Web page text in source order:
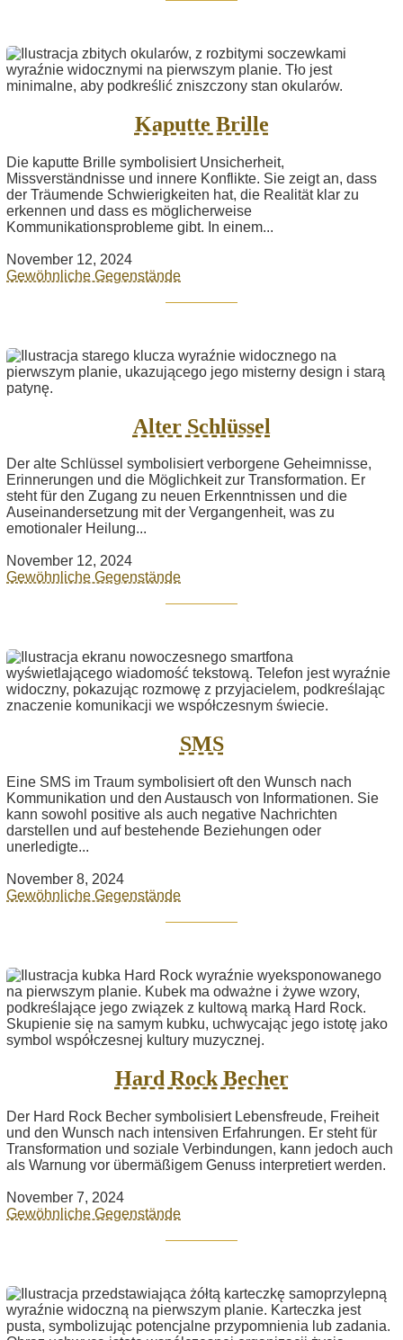
Kaputte Brille
Die kaputte Brille symbolisiert Unsicherheit,
Missverständnisse und innere Konflikte. Sie zeigt an, dass
der Träumende Schwierigkeiten hat, die Realität klar zu
erkennen und dass es möglicherweise
Kommunikationsprobleme gibt. In einem...
November 12, 2024
Gewöhnliche Gegenstände
Alter Schlüssel
Der alte Schlüssel symbolisiert verborgene Geheimnisse,
Erinnerungen und die Möglichkeit zur Transformation. Er
steht für den Zugang zu neuen Erkenntnissen und die
Auseinandersetzung mit der Vergangenheit, was zu
emotionaler Heilung...
November 12, 2024
Gewöhnliche Gegenstände
SMS
Eine SMS im Traum symbolisiert oft den Wunsch nach
Kommunikation und den Austausch von Informationen. Sie
kann sowohl positive als auch negative Nachrichten
darstellen und auf bestehende Beziehungen oder
unerledigte...
November 8, 2024
Gewöhnliche Gegenstände
Hard Rock Becher
Der Hard Rock Becher symbolisiert Lebensfreude, Freiheit
und den Wunsch nach intensiven Erfahrungen. Er steht für
Transformation und soziale Verbindungen, kann jedoch auch
als Warnung vor übermäßigem Genuss interpretiert werden.
November 7, 2024
Gewöhnliche Gegenstände